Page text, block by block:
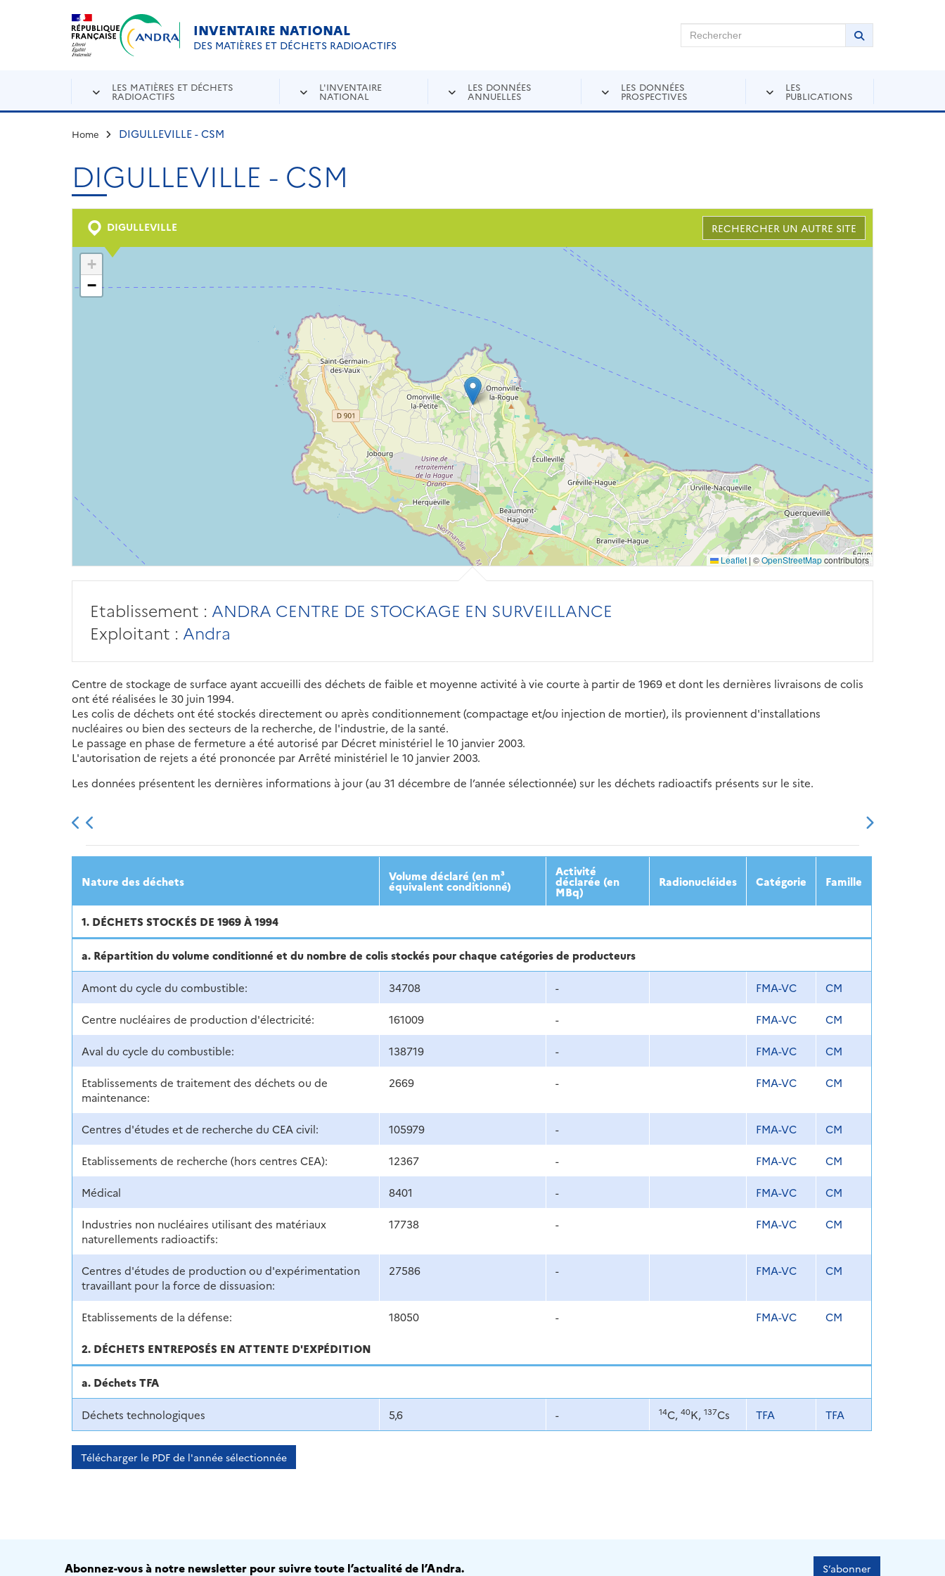
Aller au contenu principal
INVENTAIRE NATIONAL
DES MATIÈRES ET DÉCHETS RADIOACTIFS
Rechercher sur Andra Inventaire Rechercher
Lancer la
LES MATIÈRES ET DÉCHETS
RADIOACTIFS
L'INVENTAIRE
NATIONAL
LES DONNÉES
ANNUELLES
LES DONNÉES
PROSPECTIVES
LES
PUBLICATIONS
Home DIGULLEVILLE - CSM
DIGULLEVILLE - CSM
DIGULLEVILLE RECHERCHER UN AUTRE SITE
+
−
Leaflet | ©OpenStreetMapcontributors
Etablissement : ANDRA CENTRE DE STOCKAGE EN SURVEILLANCE
Exploitant : Andra
Centre de stockage de surface ayant accueilli des déchets de faible et moyenne activité à vie courte à partir de 1969 et dont les dernières livraisons de colis
ont été réalisées le 30 juin 1994.
Les colis de déchets ont été stockés directement ou après conditionnement (compactage et/ou injection de mortier), ils proviennent d'installations
nucléaires ou bien des secteurs de la recherche, de l'industrie, de la santé.
Le passage en phase de fermeture a été autorisé par Décret ministériel le 10 janvier 2003.
L'autorisation de rejets a été prononcée par Arrêté ministériel le 10 janvier 2003.
Les données présentent les dernières informations à jour (au 31 décembre de l’année sélectionnée) sur les déchets radioactifs présents sur le site.
2013 2014 2015 2016 2017 2018 2019 2020 2021 2022 2023
Nature des déchets Volume déclaré (en m³
équivalent conditionné)
Activité
déclarée (en
MBq)
Radionucléides Catégorie Famille
1. DÉCHETS STOCKÉS DE 1969 À 1994
a. Répartition du volume conditionné et du nombre de colis stockés pour chaque catégories de producteurs
Amont du cycle du combustible: 34708 - FMA-VC CM
Centre nucléaires de production d'électricité: 161009 - FMA-VC CM
Aval du cycle du combustible: 138719 - FMA-VC CM
Etablissements de traitement des déchets ou de
maintenance:
2669 - FMA-VC CM
Centres d'études et de recherche du CEA civil: 105979 - FMA-VC CM
Etablissements de recherche (hors centres CEA): 12367 - FMA-VC CM
Médical 8401 - FMA-VC CM
Industries non nucléaires utilisant des matériaux
naturellements radioactifs:
17738 - FMA-VC CM
Centres d'études de production ou d'expérimentation
travaillant pour la force de dissuasion:
27586 - FMA-VC CM
Etablissements de la défense: 18050 - FMA-VC CM
2. DÉCHETS ENTREPOSÉS EN ATTENTE D'EXPÉDITION
a. Déchets TFA
Déchets technologiques 5,6 - 14C, 40K, 137Cs TFA TFA
Télécharger le PDF de l'année sélectionnée
Abonnez-vous à notre newsletter pour suivre toute l’actualité de l’Andra. S’abonner